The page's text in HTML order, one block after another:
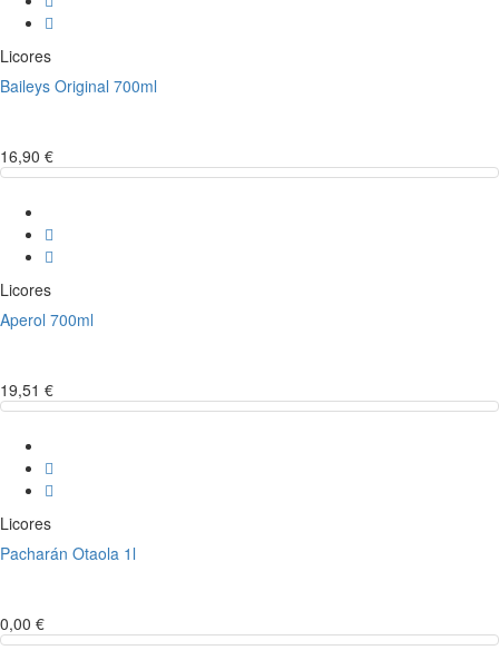
Licores
Baileys Original 700ml
16,90 €
Licores
Aperol 700ml
19,51 €
Licores
Pacharán Otaola 1l
0,00 €